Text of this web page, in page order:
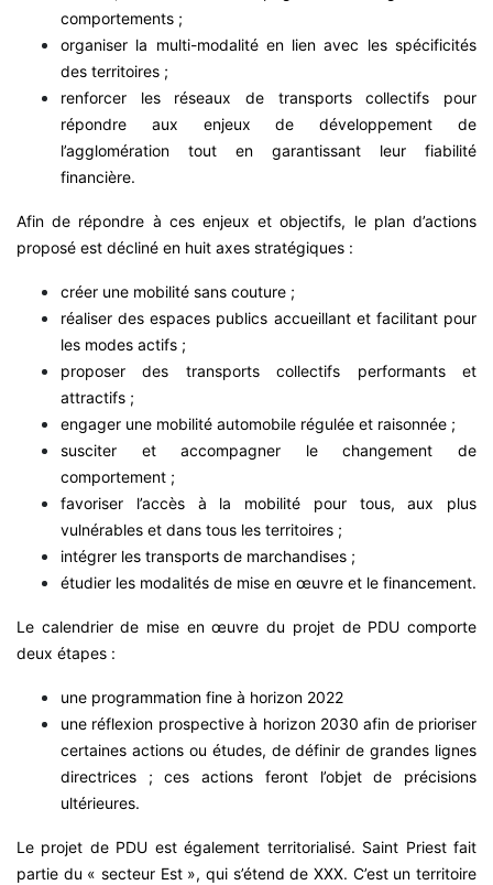
comportements ;
organiser la multi-modalité en lien avec les spécificités
des territoires ;
renforcer les réseaux de transports collectifs pour
répondre aux enjeux de développement de
l’agglomération tout en garantissant leur fiabilité
financière.
Afin de répondre à ces enjeux et objectifs, le plan d’actions
proposé est décliné en huit axes stratégiques :
créer une mobilité sans couture ;
réaliser des espaces publics accueillant et facilitant pour
les modes actifs ;
proposer des transports collectifs performants et
attractifs ;
engager une mobilité automobile régulée et raisonnée ;
susciter et accompagner le changement de
comportement ;
favoriser l’accès à la mobilité pour tous, aux plus
vulnérables et dans tous les territoires ;
intégrer les transports de marchandises ;
étudier les modalités de mise en œuvre et le financement.
Le calendrier de mise en œuvre du projet de PDU comporte
deux étapes :
une programmation fine à horizon 2022
une réflexion prospective à horizon 2030 afin de prioriser
certaines actions ou études, de définir de grandes lignes
directrices ; ces actions feront l’objet de précisions
ultérieures.
Le projet de PDU est également territorialisé. Saint Priest fait
partie du « secteur Est », qui s’étend de XXX. C’est un territoire